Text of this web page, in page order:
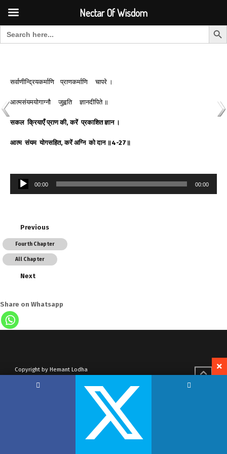
Search for: Search
सर्वाणीन्द्रियकर्माणि प्राणकर्माणि चापरे ।
आत्मसंयमयोगाग्नौ जुह्वति ज्ञानदीपिते ॥
सकल क्रियाएँ प्राण की,करें प्रकाशित ज्ञान ।
आत्म संयम योगसहित,करें अग्नि को दान ॥4-27 ॥
Audio
Player
00:00 00:00
Previous
Fourth Chapter
All Chapter
Next
Share on Whatsapp
Copyright by Hemant Lodha
Nectar Of Wisdom